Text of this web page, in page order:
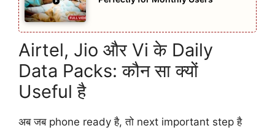
Airtel, Jio और Vi के Daily
Data Packs: कौन सा क्यों
Useful है
अब जब phone ready है, तो next important step है